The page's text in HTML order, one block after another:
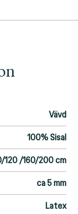
Vävd
100% Sisal
120 /160/200 cm
ca 5 mm
Latex